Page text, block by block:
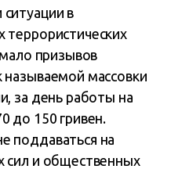
в
террористических
призывов
называемой массовки
за день работы на
до 150 гривен.
поддаваться на
сил и общественных